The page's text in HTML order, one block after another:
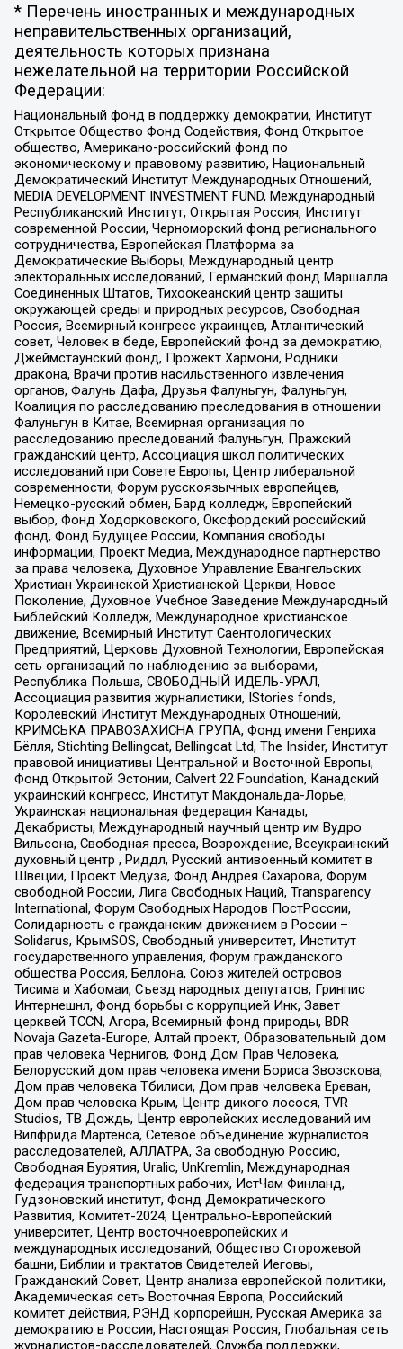
* Перечень иностранных и международных
неправительственных организаций,
деятельность которых признана
нежелательной на территории Российской
Федерации:
Национальный фонд в поддержку демократии, Институт
Открытое Общество Фонд Содействия, Фонд Открытое
общество, Американо-российский фонд по
экономическому и правовому развитию, Национальный
Демократический Институт Международных Отношений,
MEDIA DEVELOPMENT INVESTMENT FUND, Международный
Республиканский Институт, Открытая Россия, Институт
современной России, Черноморский фонд регионального
сотрудничества, Европейская Платформа за
Демократические Выборы, Международный центр
электоральных исследований, Германский фонд Маршалла
Соединенных Штатов, Тихоокеанский центр защиты
окружающей среды и природных ресурсов, Свободная
Россия, Всемирный конгресс украинцев, Атлантический
совет, Человек в беде, Европейский фонд за демократию,
Джеймстаунский фонд, Прожект Хармони, Родники
дракона, Врачи против насильственного извлечения
органов, Фалунь Дафа, Друзья Фалуньгун, Фалуньгун,
Коалиция по расследованию преследования в отношении
Фалуньгун в Китае, Всемирная организация по
расследованию преследований Фалуньгун, Пражский
гражданский центр, Ассоциация школ политических
исследований при Совете Европы, Центр либеральной
современности, Форум русскоязычных европейцев,
Немецко-русский обмен, Бард колледж, Европейский
выбор, Фонд Ходорковского, Оксфордский российский
фонд, Фонд Будущее России, Компания свободы
информации, Проект Медиа, Международное партнерство
за права человека, Духовное Управление Евангельских
Христиан Украинской Христианской Церкви, Новое
Поколение, Духовное Учебное Заведение Международный
Библейский Колледж, Международное христианское
движение, Всемирный Институт Саентологических
Предприятий, Церковь Духовной Технологии, Европейская
сеть организаций по наблюдению за выборами,
Республика Польша, СВОБОДНЫЙ ИДЕЛЬ-УРАЛ,
Ассоциация развития журналистики, IStories fonds,
Королевский Институт Международных Отношений,
КРИМСЬКА ПРАВОЗАХИСНА ГРУПА, Фонд имени Генриха
Бёлля, Stichting Bellingcat, Bellingcat Ltd, The Insider, Институт
правовой инициативы Центральной и Восточной Европы,
Фонд Открытой Эстонии, Calvert 22 Foundation, Канадский
украинский конгресс, Институт Макдональда-Лорье,
Украинская национальная федерация Канады,
Декабристы, Международный научный центр им Вудро
Вильсона, Свободная пресса, Возрождение, Всеукраинский
духовный центр , Риддл, Русский антивоенный комитет в
Швеции, Проект Медуза, Фонд Андрея Сахарова, Форум
свободной России, Лига Свободных Наций, Transparеncy
International, Форум Свободных Народов ПостРоссии,
Солидарность с гражданским движением в России –
Solidarus, КрымSOS, Свободный университет, Институт
государственного управления, Форум гражданского
общества Россия, Беллона, Союз жителей островов
Тисима и Хабомаи, Съезд народных депутатов, Гринпис
Интернешнл, Фонд борьбы с коррупцией Инк, Завет
церквей TCCN, Агора, Всемирный фонд природы, BDR
Novaja Gazeta-Europe, Алтай проект, Образовательный дом
прав человека Чернигов, Фонд Дом Прав Человека,
Белорусский дом прав человека имени Бориса Звозскова,
Дом прав человека Тбилиси, Дом прав человека Ереван,
Дом прав человека Крым, Центр дикого лосося, TVR
Studios, ТВ Дождь, Центр европейских исследований им
Вилфрида Мартенса, Сетевое объединение журналистов
расследователей, АЛЛАТРА, За свободную Россию,
Свободная Бурятия, Uralic, UnKremlin, Международная
федерация транспортных рабочих, ИстЧам Финланд,
Гудзоновский институт, Фонд Демократического
Развития, Комитет-2024, Центрально-Европейский
университет, Центр восточноевропейских и
международных исследований, Общество Сторожевой
башни, Библии и трактатов Свидетелей Иеговы,
Гражданский Совет, Центр анализа европейской политики,
Академическая сеть Восточная Европа, Российский
комитет действия, РЭНД корпорейшн, Русская Америка за
демократию в России, Настоящая Россия, Глобальная сеть
журналистов-расследователей, Служба поддержки,